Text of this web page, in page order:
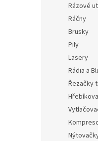
Rázové
Ráčny
Brusky
Pily
Lasery
Rádia a
Řezačky